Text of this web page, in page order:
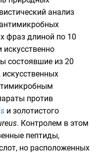
анализ
фраз длиной по 10
состоявшие из 20
против
и золотистого
. Контролем в этом
пептиды,
но расположенных